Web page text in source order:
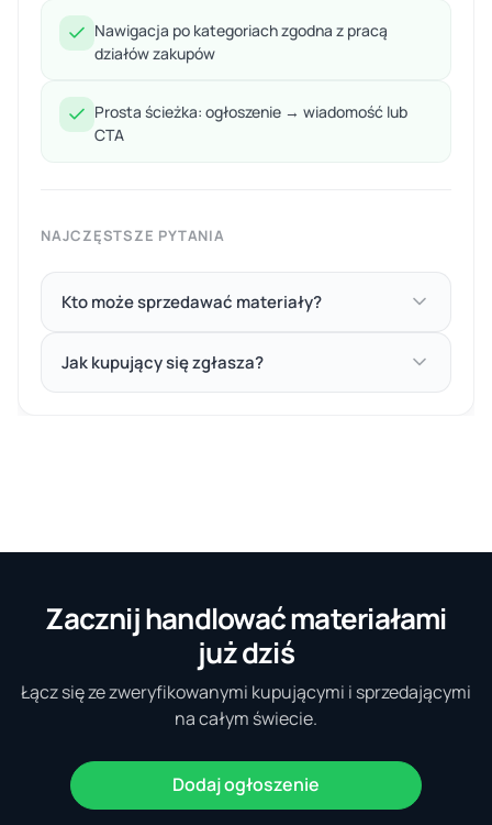
Nawigacja po kategoriach zgodna z pracą
działów zakupów
Prosta ścieżka: ogłoszenie → wiadomość lub
CTA
NAJCZĘSTSZE PYTANIA
Kto może sprzedawać materiały?
Jak kupujący się zgłasza?
Zacznij handlować materiałami
już dziś
Łącz się ze zweryfikowanymi kupującymi i sprzedającymi
na całym świecie.
Dodaj ogłoszenie